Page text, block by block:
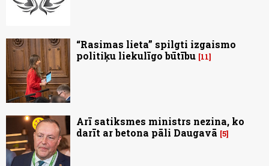
“Rasimas lieta” spilgti izgaismo
politiķu liekulīgo būtību 11
Arī satiksmes ministrs nezina, ko
darīt ar betona pāli Daugavā 5